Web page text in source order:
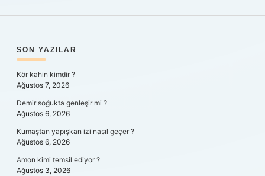
SIDEBAR
SON YAZILAR
Kör kahin kimdir ?
Ağustos 7, 2026
Demir soğukta genleşir mi ?
Ağustos 6, 2026
Kumaştan yapışkan izi nasıl geçer ?
Ağustos 6, 2026
Amon kimi temsil ediyor ?
Ağustos 3, 2026